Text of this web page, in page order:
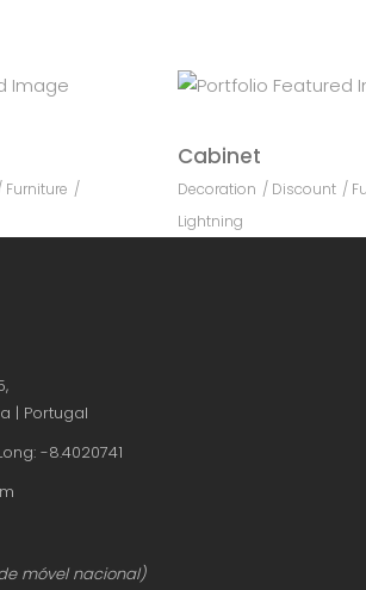
Furniture
Cabinet
Decoration Discount
Lightning
| Portugal
-8.4020741
móvel nacional)